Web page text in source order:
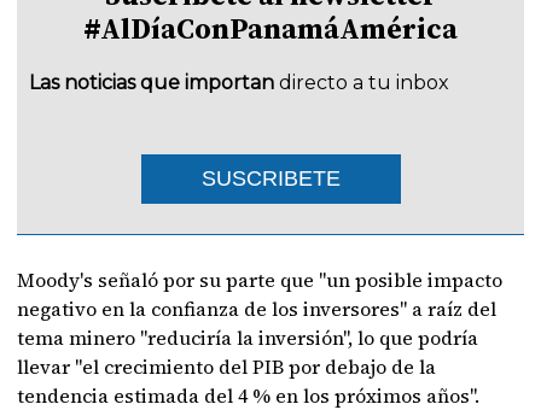
#AlDíaConPanamáAmérica
Las noticias que importan directo a tu inbox
SUSCRIBETE
Moody's señaló por su parte que "un posible impacto
negativo en la confianza de los inversores" a raíz del
tema minero "reduciría la inversión", lo que podría
llevar "el crecimiento del PIB por debajo de la
tendencia estimada del 4 % en los próximos años".